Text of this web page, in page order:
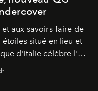
aux savoirs-faire de
situé en lieu et
d'Italie célèbre l'art